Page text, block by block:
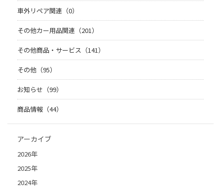
車外リペア関連（0）
その他カー用品関連（201）
その他商品・サービス（141）
その他（95）
お知らせ（99）
商品情報（44）
アーカイブ
2026年
2025年
2024年